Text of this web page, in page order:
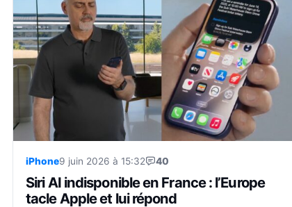
iPhone9 juin 2026 à 15:32 40
Siri AI indisponible en France : l’Europe
tacle Apple et lui répond